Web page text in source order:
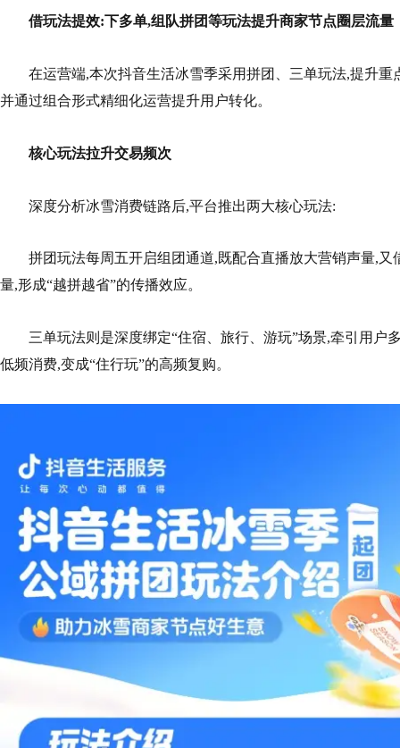
借玩法提效:下多单,组队拼团等玩法提升商家节点圈层流量
在运营端,本次抖音生活冰雪季采用拼团、三单玩法,提升重
并通过组合形式精细化运营提升用户转化。
核心玩法拉升交易频次
深度分析冰雪消费链路后,平台推出两大核心玩法:
拼团玩法每周五开启组团通道,既配合直播放大营销声量,又
量,形成“越拼越省”的传播效应。
三单玩法则是深度绑定“住宿、旅行、游玩”场景,牵引用户
低频消费,变成“住行玩”的高频复购。